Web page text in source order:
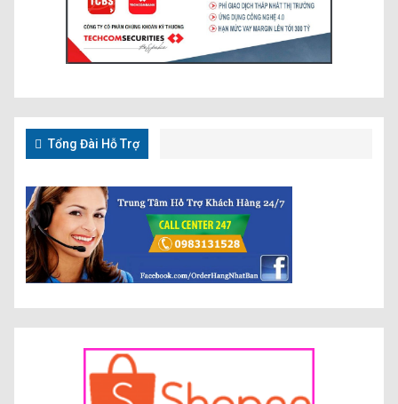
Tổng Đài Hỗ Trợ